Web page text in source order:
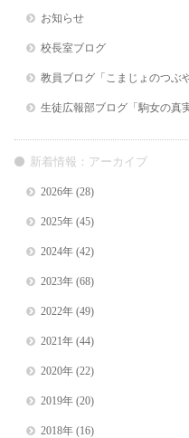
お知らせ
校長室ブログ
教員ブログ「こまじょのつぶ
生徒広報部ブログ「駒女の真実
新着情報：アーカイブ
2026年(28)
2025年(45)
2024年(42)
2023年(68)
2022年(49)
2021年(44)
2020年(22)
2019年(20)
2018年(16)